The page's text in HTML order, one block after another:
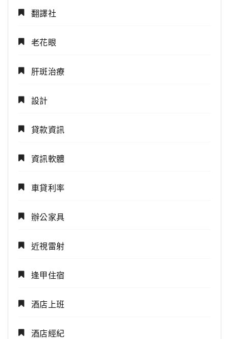
翻譯社
老花眼
肝斑治療
設計
貸款資訊
資訊軟體
車貸利率
辦公家具
近視雷射
逢甲住宿
酒店上班
酒店經紀